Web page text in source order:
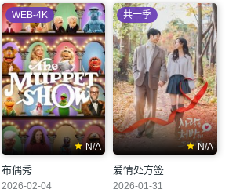
N/A
WEB-4K
布偶秀
2026-02-04
N/A
共一季
爱情处方签
2026-01-31